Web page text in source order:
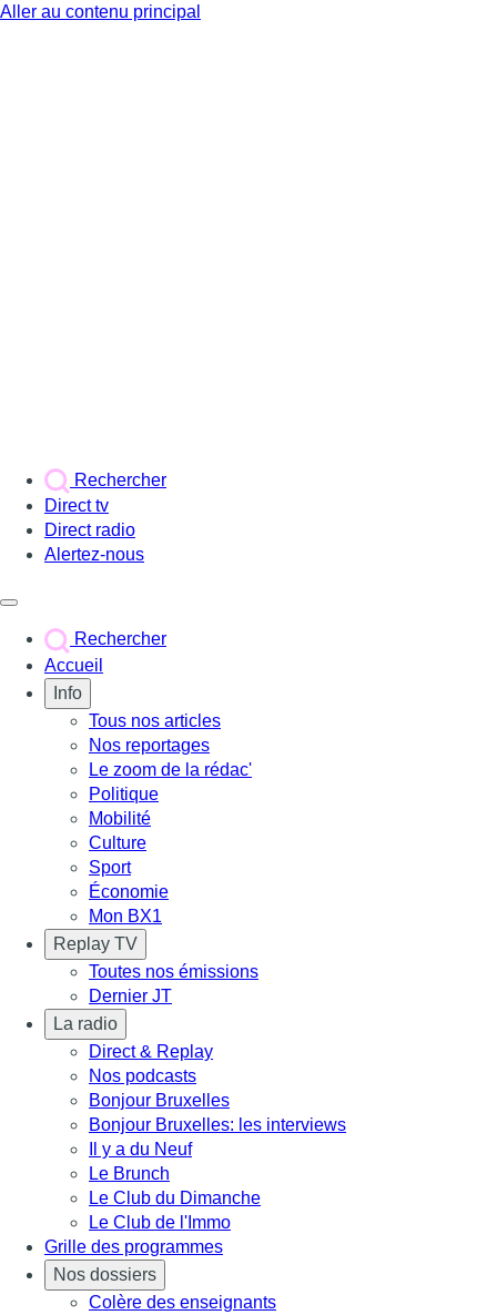
Aller au contenu principal
Rechercher
Direct tv
Direct radio
Alertez-nous
Rechercher
Accueil
Info
Tous nos articles
Nos reportages
Le zoom de la rédac'
Politique
Mobilité
Culture
Sport
Économie
Mon BX1
Replay TV
Toutes nos émissions
Dernier JT
La radio
Direct & Replay
Nos podcasts
Bonjour Bruxelles
Bonjour Bruxelles: les interviews
Il y a du Neuf
Le Brunch
Le Club du Dimanche
Le Club de l'Immo
Grille des programmes
Nos dossiers
Colère des enseignants